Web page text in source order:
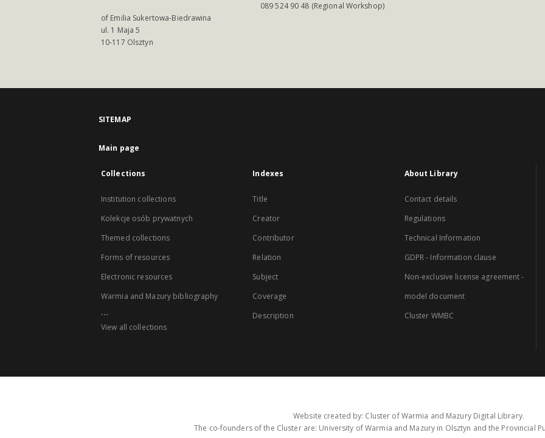
of Emilia Sukertowa-Biedrawina
ul. 1 Maja 5
10-117 Olsztyn
089 524 90 48 (Regional Workshop)
SITEMAP
Main page
Collections
Institution collections
Kolekcje osób prywatnych
Themed collections
Forms of resources
Electronic resources
Warmia and Mazury bibliography
...
View all collections
Indexes
Title
Creator
Contributor
Relation
Subject
Coverage
Description
About Library
Contact details
Regulations
Technical Information
GDPR - Information clause
Non-exclusive license agreement -
model document
Cluster WMBC
Website created by: Cluster of Warmia and Mazury Digital Library.
The co-founders of the Cluster are: University of Warmia and Mazury in Olsztyn and the Provincial